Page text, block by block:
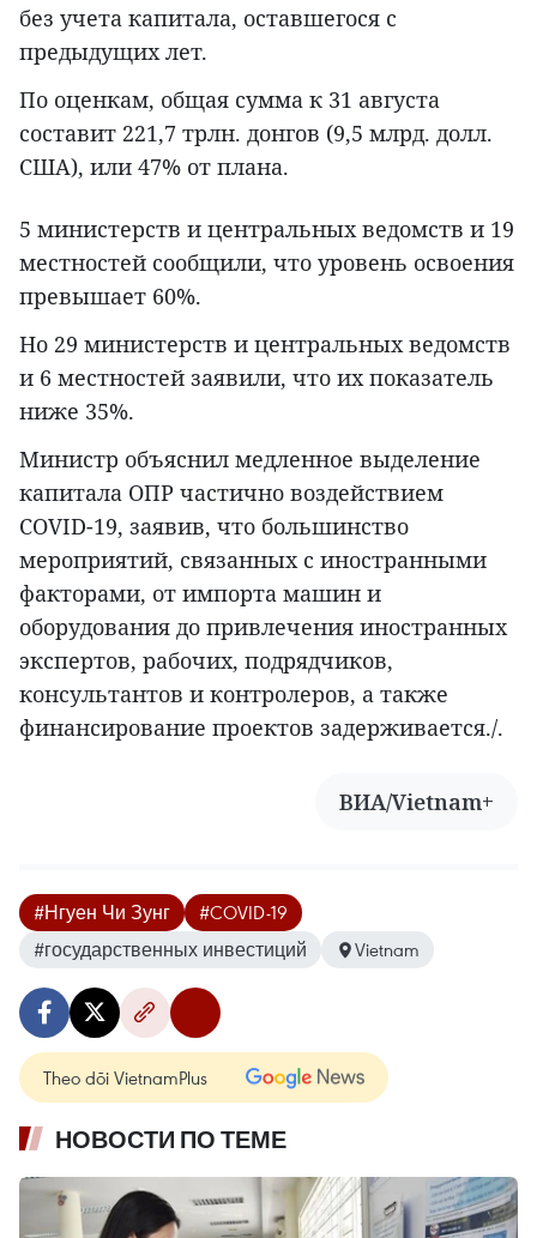
без учета капитала, оставшегося с
предыдущих лет.
По оценкам, общая сумма к 31 августа
составит 221,7 трлн. донгов (9,5 млрд. долл.
США), или 47% от плана.
5 министерств и центральных ведомств и 19
местностей сообщили, что уровень освоения
превышает 60%.
Но 29 министерств и центральных ведомств
и 6 местностей заявили, что их показатель
ниже 35%.
Министр объяснил медленное выделение
капитала ОПР частично воздействием
COVID-19, заявив, что большинство
мероприятий, связанных с иностранными
факторами, от импорта машин и
оборудования до привлечения иностранных
экспертов, рабочих, подрядчиков,
консультантов и контролеров, а также
финансирование проектов задерживается./.
ВИА/Vietnam+
#Нгуен Чи Зунг
#COVID-19
#государственных инвестиций
Vietnam
Theo dõi VietnamPlus
НОВОСТИ ПО ТЕМЕ